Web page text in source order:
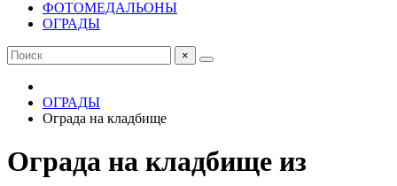
ФОТОМЕДАЛЬОНЫ
ОГРАДЫ
×
ОГРАДЫ
Ограда на кладбище
Ограда на кладбище из